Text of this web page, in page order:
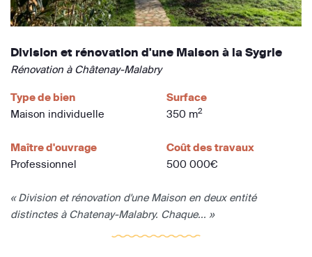
Division et rénovation d'une Maison à la Sygrie
Rénovation à Châtenay-Malabry
Type de bien
Maison individuelle
Surface
350 m2
Maître d'ouvrage
Professionnel
Coût des travaux
500 000€
« Division et rénovation d'une Maison en deux entité
distinctes à Chatenay-Malabry. Chaque... »